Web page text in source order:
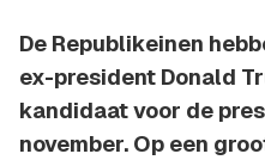
De Republikeinen
ex-president Donald
kandidaat voor de
november. Op een